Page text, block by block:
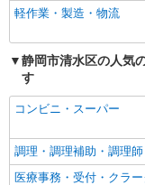
まかない・食事補助
軽作業・製造・物流
静岡市清水区の人気
す
コンビニ・スーパー
調理・調理補助・調理師
医療事務・受付・クラー